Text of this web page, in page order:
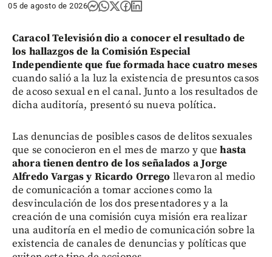
05 de agosto de 2026
Caracol Televisión dio a conocer el resultado de
los hallazgos de la Comisión Especial
Independiente que fue formada hace cuatro meses
cuando salió a la luz la existencia de presuntos casos
de acoso sexual en el canal. Junto a los resultados de
dicha auditoría, presentó su nueva política.
Las denuncias de posibles casos de delitos sexuales
que se conocieron en el mes de marzo y quehasta
ahora tienen dentro de los señalados a Jorge
Alfredo Vargas y Ricardo Orrego llevaron al medio
de comunicación a tomar acciones como la
desvinculación de los dos presentadores y a la
creación de una comisión cuya misión era realizar
una auditoría en el medio de comunicación sobre la
existencia de canales de denuncias y políticas que